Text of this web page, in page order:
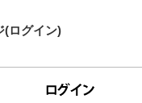
(ログイン)